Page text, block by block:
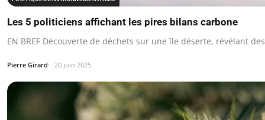
Les 5 politiciens affichant les pires bilans carbone
EN BREF Découverte de déchets sur une île déserte, révélant
Pierre Girard 20 juin 2025